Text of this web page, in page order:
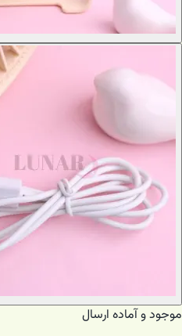
موجود و آماده ارسال